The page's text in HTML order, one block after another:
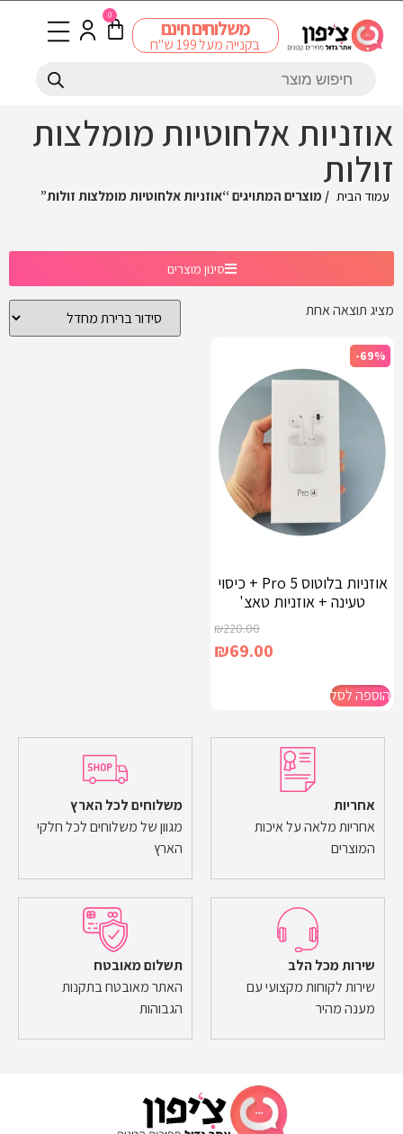
משלוחים חינם
בקנייה מעל 199 ש"ח
0
אוזניות אלחוטיות מומלצות
זולות
עמוד הבית / מוצרים המתויגים “אוזניות אלחוטיות מומלצות זולות”
סינון מוצרים
מציג תוצאה אחת
-69%
אוזניות בלוטוס Pro 5 + כיסוי
טעינה + אוזניות טאצ'
₪220.00
₪69.00
הוספה לסל
אחריות
אחריות מלאה על איכות
המוצרים
משלוחים לכל הארץ
מגוון של משלוחים לכל חלקי
הארץ
שירות מכל הלב
שירות לקוחות מקצועי עם
מענה מהיר
תשלום מאובטח
האתר מאובטח בתקנות
הגבוהות